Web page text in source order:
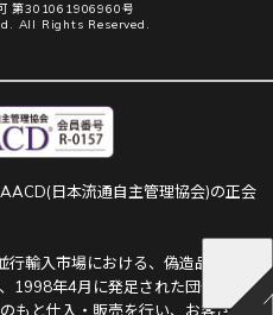
第301061906960号
All Rights Reserved.
日本流通自主管理協会)の正会
輸入市場における、偽造品や不正
1998年4月に発足された団体です。
もと仕入・販売を行い、お客さま